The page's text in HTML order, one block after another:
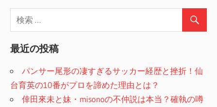
最近の投稿
パンサー尾形の凄すぎるサッカー経歴と挫折！仙
台育英の10番がプロを諦めた理由とは？
倖田來未と妹・misonoの不仲説は本当？確執の噂